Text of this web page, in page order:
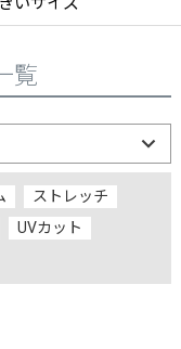
覧
ストレッチ
UVカット